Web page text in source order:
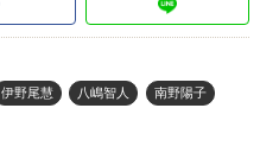
伊野尾慧 八嶋智人 南野陽子